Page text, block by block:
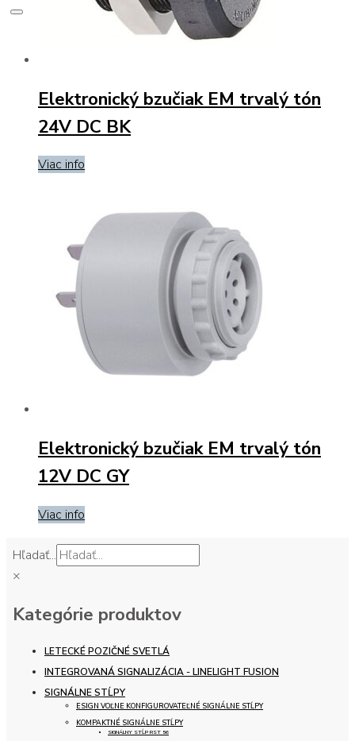
Elektronický bzučiak EM trvalý tón
24V DC BK
Viac info
Elektronický bzučiak EM trvalý tón
12V DC GY
Viac info
Hľadať...
×
Kategórie produktov
LETECKÉ POZIČNÉ SVETLÁ
INTEGROVANÁ SIGNALIZÁCIA - LINELIGHT FUSION
SIGNÁLNE STĹPY
ESIGN VOĽNE KONFIGUROVATEĽNÉ SIGNÁLNE STĹPY
KOMPAKTNÉ SIGNÁLNE STĹPY
SIGNÁLNY STĹP RST 56